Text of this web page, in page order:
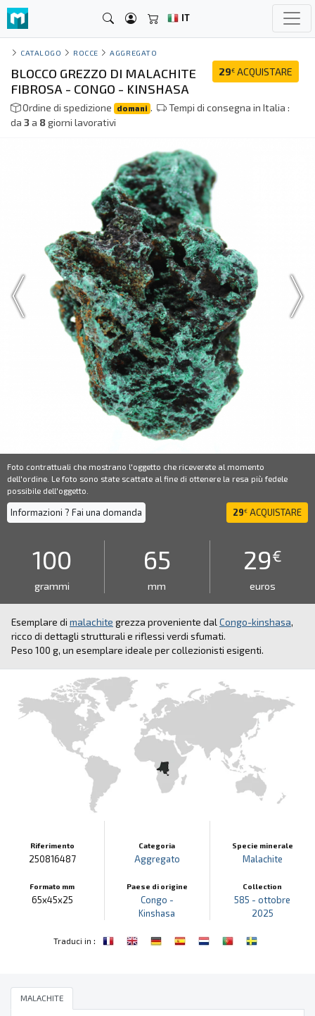
IT
CATALOGO ROCCE AGGREGATO
29€ ACQUISTARE
BLOCCO GREZZO DI MALACHITE
FIBROSA - CONGO - KINSHASA
Ordine di spedizione domani .
Tempi di consegna in Italia :
da 3a 8giorni lavorativi
Foto contrattuali che mostrano l'oggetto che riceverete al momento
dell'ordine. Le foto sono state scattate al fine di ottenere la resa più fedele
possibile dell'oggetto.
Informazioni ? Fai una domanda 29€ ACQUISTARE
100
grammi
65
mm
29€
euros
Esemplare di malachite grezza proveniente dal Congo-kinshasa,
ricco di dettagli strutturali e riflessi verdi sfumati.
Peso 100 g, un esemplare ideale per collezionisti esigenti.
Riferimento
250816487
Formato mm
65x45x25
Categoria
Aggregato
Paese di origine
Congo -
Kinshasa
Specie minerale
Malachite
Collection
585 - ottobre
2025
Traduci in :
MALACHITE